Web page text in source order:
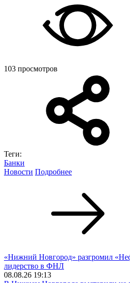
103 просмотров
Теги:
Банки
Новости Подробнее
«Нижний Новгород» разгромил
лидерство в ФНЛ
08.08.26 19:13